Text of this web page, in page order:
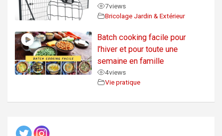
7views
Bricolage Jardin & Extérieur
Batch cooking facile pour
l’hiver et pour toute une
semaine en famille
4views
Vie pratique